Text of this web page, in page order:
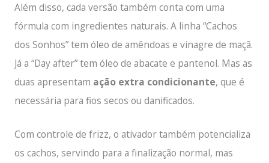
Além disso, cada versão também conta com uma
fórmula com ingredientes naturais. A linha “Cachos
dos Sonhos” tem óleo de amêndoas e vinagre de maçã.
Já a “Day after” tem óleo de abacate e pantenol. Mas as
duas apresentam ação extra condicionante, que é
necessária para fios secos ou danificados.
Com controle de frizz, o ativador também potencializa
os cachos, servindo para a finalização normal, mas